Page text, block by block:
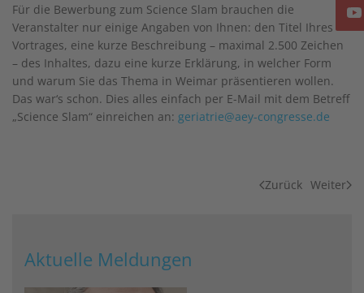
Für die Bewerbung zum Science Slam brauchen die
Veranstalter nur einige Angaben von Ihnen: den Titel Ihres
Vortrages, eine kurze Beschreibung – maximal 2.500 Zeichen
– des Inhaltes, dazu eine kurze Erklärung, in welcher Form
und warum Sie das Thema in Weimar präsentieren wollen.
Das war‘s schon. Dies alles einfach per E-Mail mit dem Betreff
„Science Slam“ einreichen an: geriatrie@aey-congresse.de
Zurück Weiter
Aktuelle Meldungen